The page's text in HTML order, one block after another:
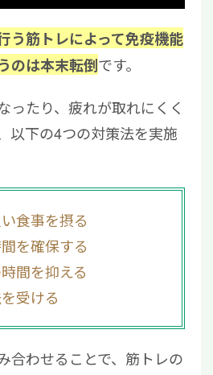
う筋トレによって免疫機能
のは本末転倒です。
ったり、疲れが取れにくく
以下の4つの対策法を実施
食事を摂る
を確保する
間を抑える
受ける
合わせることで、筋トレの